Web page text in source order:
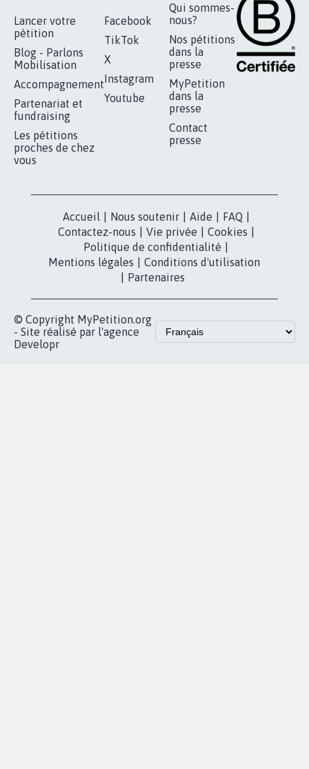
Lancer votre
pétition
Blog - Parlons
Mobilisation
Accompagnement
Partenariat et
fundraising
Les pétitions
proches de chez
vous
Facebook
TikTok
X
Instagram
Youtube
Qui sommes-
nous?
Nos pétitions
dans la
presse
MyPetition
dans la
presse
Contact
presse
Accueil Nous soutenir Aide FAQ
Contactez-nous
Vie privée Cookies
Politique de confidentialité
Mentions légales
Conditions d'utilisation
Partenaires
© Copyright MyPetition.org
- Site réalisé par l'agence
Developr